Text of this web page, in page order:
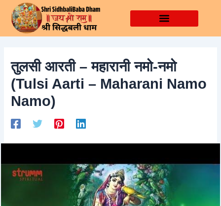
content
तुलसी आरती – महारानी नमो-नमो
(Tulsi Aarti – Maharani Namo
Namo)
Post
navigation